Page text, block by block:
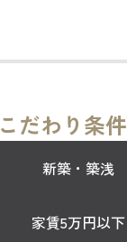
こだわり条件
新築・築浅
家賃5万円以下